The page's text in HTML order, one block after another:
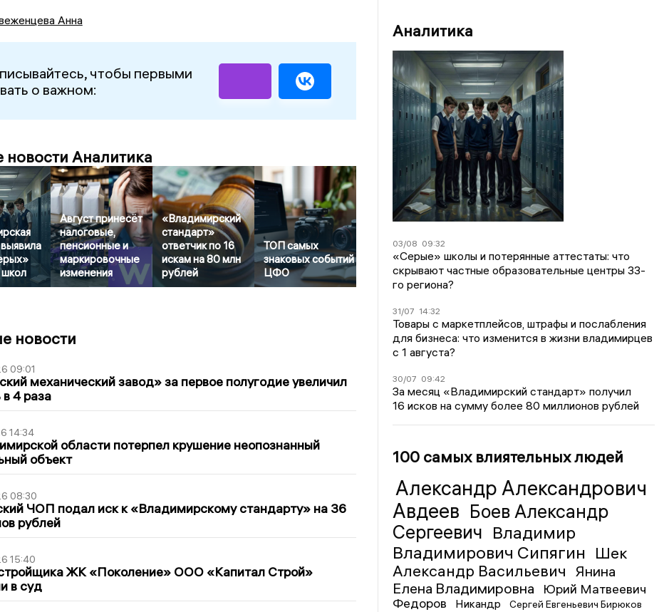
Анна
чтобы первыми
о важном:
новости Аналитика
Август принесёт
налоговые,
пенсионные и
маркировочные
изменения
«Владимирский
стандарт»
ответчик по 16
искам на 80 млн
рублей
ТОП самых
знаковых событий
ЦФО
новости
09:01
механический завод» за первое полугодие увеличил
4 раза
14:34
области потерпел крушение неопознанный
объект
08:30
ЧОП подал иск к «Владимирскому стандарту» на 36
рублей
15:40
ЖК «Поколение» ООО «Капитал Строй»
в суд
Аналитика
03/08 09:32
«Серые» школы и потерянные аттестаты: что
скрывают частные образовательные центры 33-
го региона?
31/07 14:32
Товары с маркетплейсов, штрафы и послабления
для бизнеса: что изменится в жизни владимирцев
с 1 августа?
30/07 09:42
За месяц «Владимирский стандарт» получил
16 исков на сумму более 80 миллионов рублей
100 самых влиятельных людей
Александр Александрович
Авдеев Боев Александр
Сергеевич Владимир
Владимирович Сипягин Шек
Александр Васильевич
Янина
Елена Владимировна
Юрий Матвеевич
Федоров
Никандр Сергей Евгеньевич Бирюков